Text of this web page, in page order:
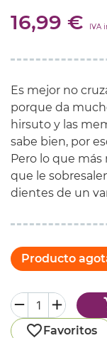
16,99 € IVA
Es mejor no
porque da
hirsuto y las
sabe bien, por
Pero lo que más
que le
dientes de un
Producto
Favoritos